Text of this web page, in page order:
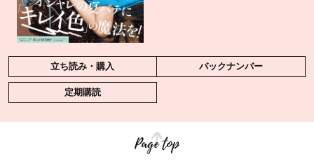
立ち読み・購入 バックナンバー
定期購読
Page top